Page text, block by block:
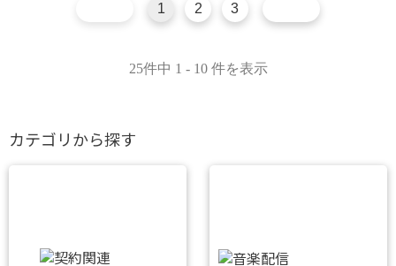
25件中 1 - 10 件を表示
1 2 3
カテゴリから探す